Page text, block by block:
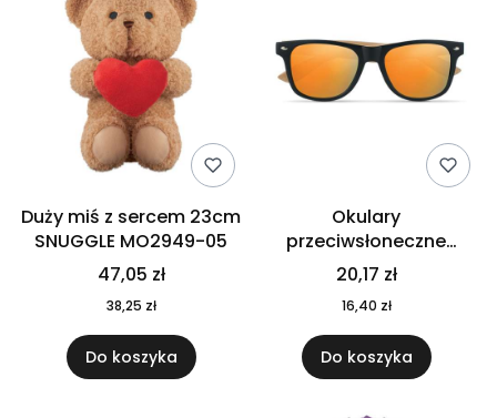
Duży miś z sercem 23cm
SNUGGLE MO2949-05
47,05 zł
38,25 zł
Do koszyka
Okulary
przeciwsłoneczne
CALIFORNIA TOUCH
MO9617-10
20,17 zł
16,40 zł
Do koszyka